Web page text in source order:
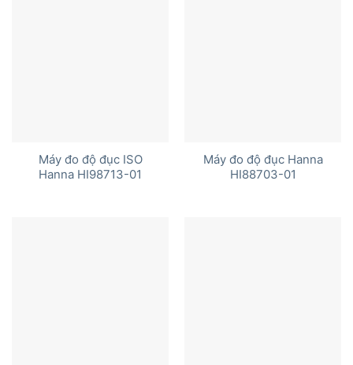
Máy đo độ đục ISO
Hanna HI98713-01
Máy đo độ đục Hanna
HI88703-01